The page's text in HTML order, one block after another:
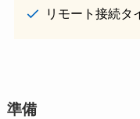
リモート接続タ
準備